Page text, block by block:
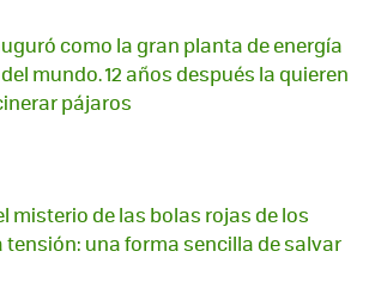
como la gran planta de energía
mundo. 12 años después la quieren
pájaros
misterio de las bolas rojas de los
tensión: una forma sencilla de salvar